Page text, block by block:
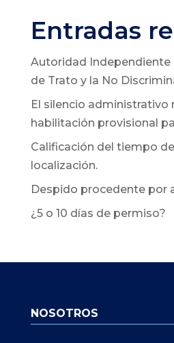
Entradas
Autoridad Independiente
de Trato y la No
El silencio administrativo
habilitación provisional
Calificación del tiempo
localización.
Despido procedente por
¿5 o 10 días de permiso?
NOSOTROS